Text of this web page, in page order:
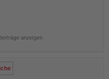
anzeigen